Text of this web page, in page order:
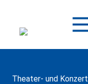
springen
Theater- und